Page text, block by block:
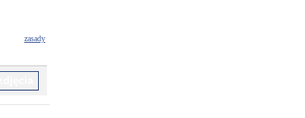
zasady